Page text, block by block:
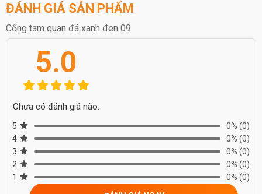
ĐÁNH GIÁ SẢN PHẨM
Cổng tam quan đá xanh đen 09
5.0
Chưa có đánh giá nào.
5 0% (0)
4
0% (0)
3
0% (0)
2
0% (0)
1
0% (0)